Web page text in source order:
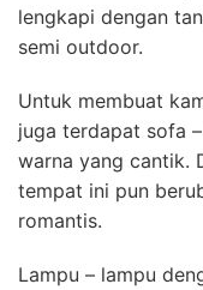
lengkapi dengan
semi outdoor.
Untuk membuat
juga terdapat sofa
warna yang cantik.
tempat ini pun
romantis.
Lampu – lampu